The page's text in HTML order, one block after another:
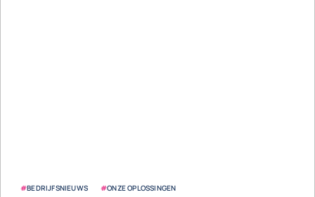
#BEDRIJFSNIEUWS #ONZE OPLOSSINGEN